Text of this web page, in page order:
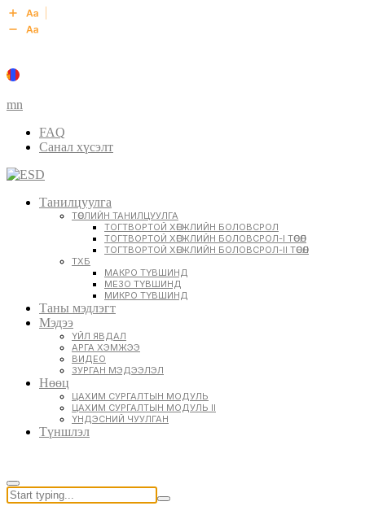
mn
FAQ
Санал хүсэлт
Танилцуулга
ТӨСЛИЙН ТАНИЛЦУУЛГА
ТОГТВОРТОЙ ХӨГЖЛИЙН БОЛОВСРОЛ
ТОГТВОРТОЙ ХӨГЖЛИЙН БОЛОВСРОЛ-I ТӨСӨЛ
ТОГТВОРТОЙ ХӨГЖЛИЙН БОЛОВСРОЛ-II ТӨСӨЛ
ТХБ
МАКРО ТҮВШИНД
МЕЗО ТҮВШИНД
МИКРО ТҮВШИНД
Таны мэдлэгт
Мэдээ
ҮЙЛ ЯВДАЛ
АРГА ХЭМЖЭЭ
ВИДЕО
ЗУРГАН МЭДЭЭЛЭЛ
Нөөц
ЦАХИМ СУРГАЛТЫН МОДУЛЬ
ЦАХИМ СУРГАЛТЫН МОДУЛЬ II
ҮНДЭСНИЙ ЧУУЛГАН
Түншлэл